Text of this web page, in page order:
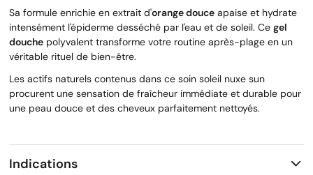
Sa formule enrichie en extrait d'orange douce apaise et hydrate
intensément l'épiderme desséché par l'eau et de soleil. Ce gel
douche polyvalent transforme votre routine après-plage en un
véritable rituel de bien-être.
Les actifs naturels contenus dans ce soin soleil nuxe sun
procurent une sensation de fraîcheur immédiate et durable pour
une peau douce et des cheveux parfaitement nettoyés.
Indications